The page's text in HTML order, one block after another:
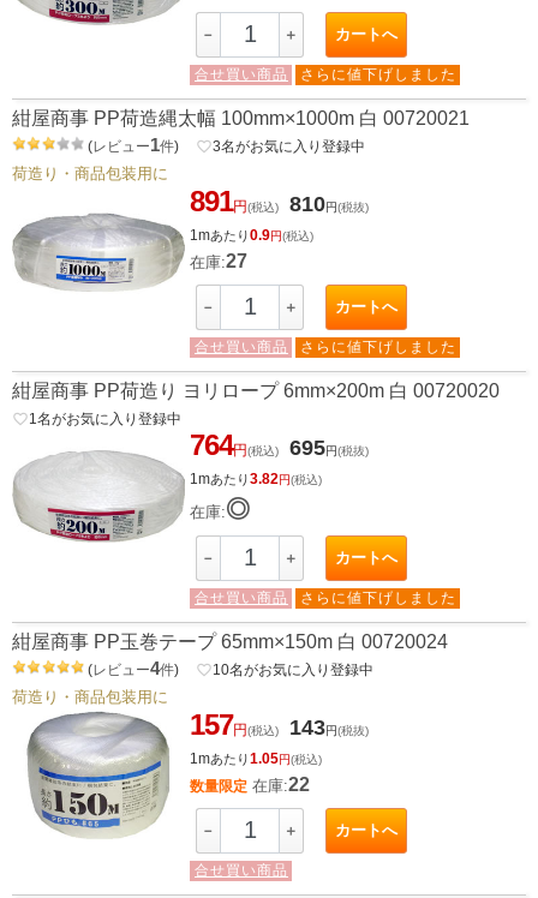
－ ＋ カートへ
合せ買い商品 さらに値下げしました
紺屋商事 PP荷造縄太幅 100mm×1000m 白 00720021
(レビュー1件) favorite_border3名がお気に入り登録中
荷造り・商品包装用に
891円(税込) 810円(税抜)
1mあたり0.9円(税込)
在庫:27
－ ＋ カートへ
合せ買い商品 さらに値下げしました
紺屋商事 PP荷造り ヨリロープ 6mm×200m 白 00720020
favorite_border1 名がお気に入り登録中
764円(税込) 695円(税抜)
1mあたり3.82円(税込)
在庫:◎
－ ＋ カートへ
合せ買い商品 さらに値下げしました
紺屋商事 PP玉巻テープ 65mm×150m 白 00720024
(レビュー4件) favorite_border10名がお気に入り登録中
荷造り・商品包装用に
157円(税込) 143円(税抜)
1mあたり1.05円(税込)
数量限定 在庫:22
－ ＋ カートへ
合せ買い商品